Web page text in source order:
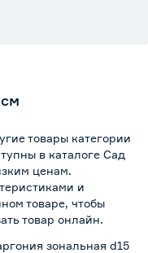
товары категории
в каталоге Сад
ценам.
и
товаре, чтобы
товар онлайн.
зональная d15